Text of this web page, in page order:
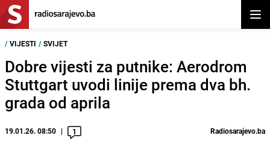
/ VIJESTI / SVIJET
Dobre vijesti za putnike: Aerodrom
Stuttgart uvodi linije prema dva bh.
grada od aprila
19.01.26. 08:50 1 Radiosarajevo.ba